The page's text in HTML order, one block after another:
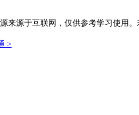
来源于互联网，仅供参考学习使用
>